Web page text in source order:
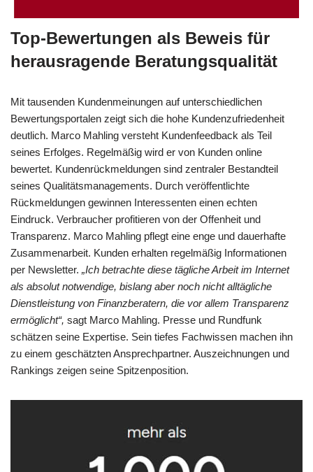
Top-Bewertungen als Beweis für
herausragende Beratungsqualität
Mit tausenden Kundenmeinungen auf unterschiedlichen
Bewertungsportalen zeigt sich die hohe Kundenzufriedenheit
deutlich. Marco Mahling versteht Kundenfeedback als Teil
seines Erfolges. Regelmäßig wird er von Kunden online
bewertet. Kundenrückmeldungen sind zentraler Bestandteil
seines Qualitätsmanagements. Durch veröffentlichte
Rückmeldungen gewinnen Interessenten einen echten
Eindruck. Verbraucher profitieren von der Offenheit und
Transparenz. Marco Mahling pflegt eine enge und dauerhafte
Zusammenarbeit. Kunden erhalten regelmäßig Informationen
per Newsletter. „Ich betrachte diese tägliche Arbeit im Internet
als absolut notwendige, bislang aber noch nicht alltägliche
Dienstleistung von Finanzberatern, die vor allem Transparenz
ermöglicht“, sagt Marco Mahling. Presse und Rundfunk
schätzen seine Expertise. Sein tiefes Fachwissen machen ihn
zu einem geschätzten Ansprechpartner. Auszeichnungen und
Rankings zeigen seine Spitzenposition.